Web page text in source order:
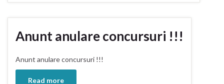
Anunt anulare concursuri !!!
Anunt anulare concursuri !!!
Read more